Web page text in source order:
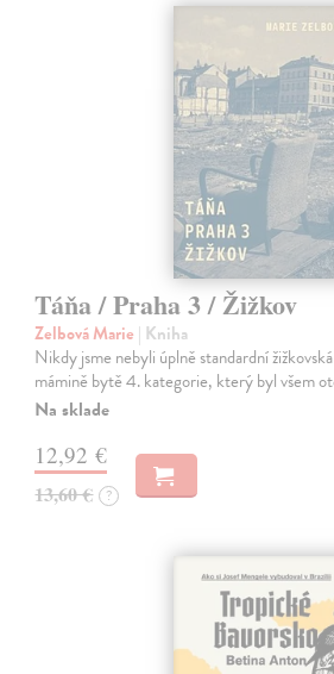
Táňa / Praha 3 / Žižkov
Zelbová Marie | Kniha
Nikdy jsme nebyli úplně standardní
mámině bytě 4. kategorie, který byl všem
Na sklade
12,92 €
13,60 € ?